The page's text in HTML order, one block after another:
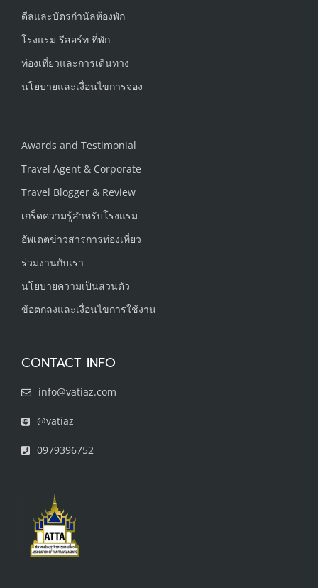
ดีลและบัตรกำนัลห้องพัก
โรงแรม รีสอร์ท ที่พัก
ท่องเที่ยวและการเดินทาง
นโยบายและเงื่อนไขการจอง
Awards and Testimonial
Travel Agent & Corporate
Travel Blogger & Review
เกร็ดความรู้สำหรับโรงแรม
อัพเดตข่าวสารการท่องเที่ยว
ร่วมงานกับเรา
นโยบายความเป็นส่วนตัว
ข้อตกลงและเงื่อนไขการใช้งาน
CONTACT INFO
info@vatiaz.com
@vatiaz
0979396752